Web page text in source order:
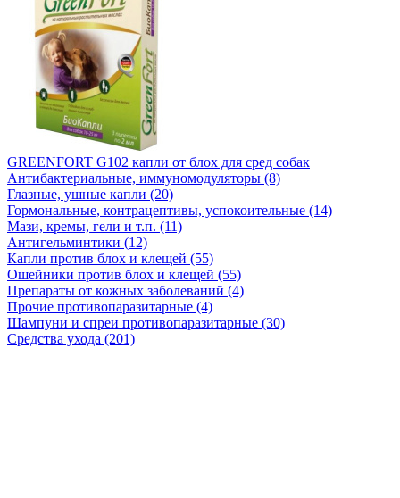
GREENFORT G102 капли от блох для сред собак
Антибактериальные, иммуномодуляторы (8)
Глазные, ушные капли (20)
Гормональные, контрацептивы, успокоительные (14)
Мази, кремы, гели и т.п. (11)
Антигельминтики (12)
Капли против блох и клещей (55)
Ошейники против блох и клещей (55)
Препараты от кожных заболеваний (4)
Прочие противопаразитарные (4)
Шампуни и спреи противопаразитарные (30)
Средства ухода (201)